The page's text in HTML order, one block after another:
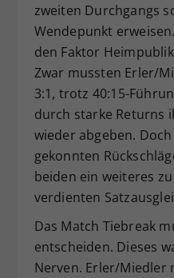
zweiten Durchgangs
Wendepunkt
den Faktor
Zwar mussten Erler/
3:1, trotz 40:15-
durch starke Returns
wieder abgeben.
gekonnten
beiden ein weiteres
verdienten
Das Match Tiebreak
entscheiden. Dieses
Nerven. Erler/Miedler